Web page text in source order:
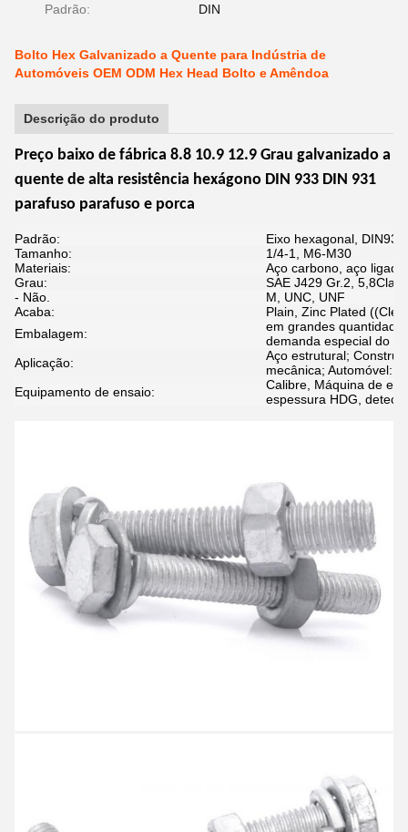
Padrão: DIN
Bolto Hex Galvanizado a Quente para Indústria de
Automóveis OEM ODM Hex Head Bolto e Amêndoa
Descrição do produto
Preço baixo de fábrica 8.8 10.9 12.9 Grau galvanizado a
quente de alta resistência hexágono DIN 933 DIN 931
parafuso parafuso e porca
Padrão:
Eixo hexagonal,
Tamanho:
1/4-1, M6-M30
Materiais:
Aço carbono, aço
Grau:
SAE J429 Gr.2,
- Não.
M, UNC, UNF
Acaba:
Plain, Zinc Plated
Embalagem:
em grandes
demanda especial do
Aplicação:
Aço estrutural;
mecânica; Automóvel:
Equipamento de ensaio:
Calibre, Máquina de
espessura HDG,